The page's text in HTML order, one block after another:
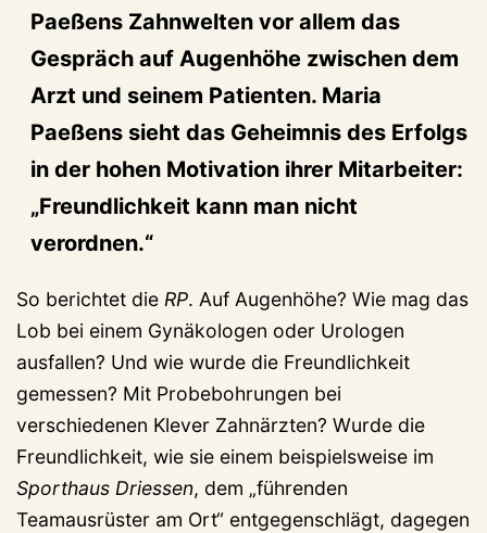
Paeßens Zahnwelten vor allem das
Gespräch auf Augenhöhe zwischen dem
Arzt und seinem Patienten. Maria
Paeßens sieht das Geheimnis des Erfolgs
in der hohen Motivation ihrer Mitarbeiter:
„Freundlichkeit kann man nicht
verordnen.“
So berichtet die RP. Auf Augenhöhe? Wie mag das
Lob bei einem Gynäkologen oder Urologen
ausfallen? Und wie wurde die Freundlichkeit
gemessen? Mit Probebohrungen bei
verschiedenen Klever Zahnärzten? Wurde die
Freundlichkeit, wie sie einem beispielsweise im
Sporthaus Driessen, dem „führenden
Teamausrüster am Ort“ entgegenschlägt, dagegen